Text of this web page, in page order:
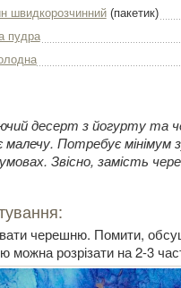
швидкорозчинний(пакетик)
пудра
десерт з йогурту та
малечу. Потребує мінімум
Звісно, замість
черешню. Помити,
можна розрізати на 2-3